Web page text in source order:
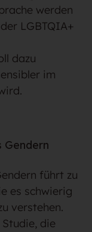
werden
LGBTQIA+
dazu
im
Gendern
führt zu
es schwierig
verstehen.
die